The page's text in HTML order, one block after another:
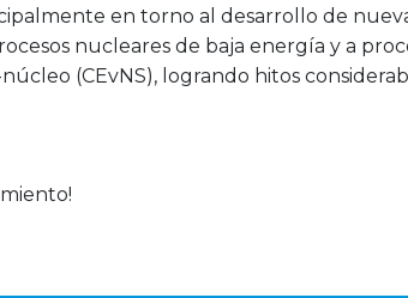
en torno al desarrollo de
nucleares de baja energía y a
(CEvNS), logrando hitos